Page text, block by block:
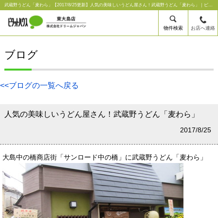
武蔵野うどん「麦わら」【2017/8/25更新】人気の美味しいうどん屋さん！武蔵野うどん「麦わら」｜ピタットハウス東大島店【株式会社ドリームジャパン】
物件検索 お店へ連絡
ブログ
<<ブログの一覧へ戻る
人気の美味しいうどん屋さん！武蔵野うどん「麦わら」
2017/8/25
大島中の橋商店街「サンロード中の橋」に武蔵野うどん「麦わら」